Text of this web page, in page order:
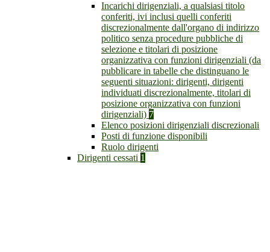
Incarichi dirigenziali, a qualsiasi titolo
conferiti, ivi inclusi quelli conferiti
discrezionalmente dall'organo di indirizzo
politico senza procedure pubbliche di
selezione e titolari di posizione
organizzativa con funzioni dirigenziali (da
pubblicare in tabelle che distinguano le
seguenti situazioni: dirigenti, dirigenti
individuati discrezionalmente, titolari di
posizione organizzativa con funzioni
dirigenziali) 7
Elenco posizioni dirigenziali discrezionali
Posti di funzione disponibili
Ruolo dirigenti
Dirigenti cessati 1